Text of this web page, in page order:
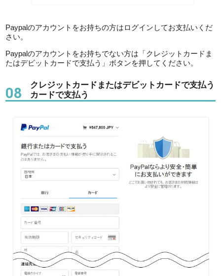
Paypalのアカウントをお持ちの方はログインしてお支払いくだ
さい。
Paypalのアカウントをお持ちでない方は「クレジットカードま
たはデビットカードで支払う」ボタンを押してください。
08
クレジットカードまたはデビットカードで支払う
カードで支払う